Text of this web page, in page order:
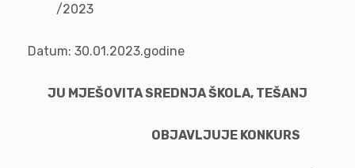
/
Datum: 30.01.2023.godine
JU MJEŠOVITA SREDNJA ŠKOLA, TEŠANJ
OBJAVLJUJE KONKURS